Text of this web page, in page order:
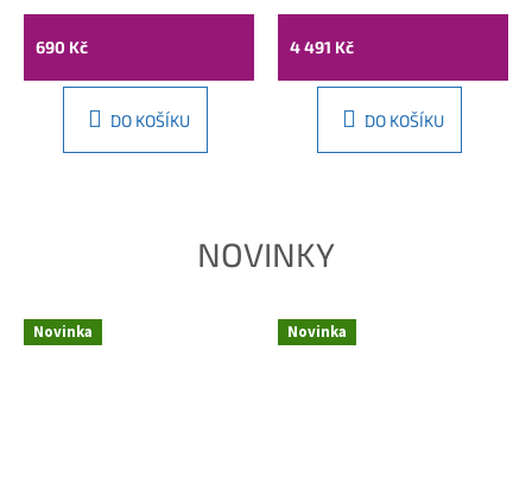
690 Kč
DO KOŠÍKU
4 491 Kč
DO KOŠÍKU
NOVINKY
Novinka Novinka